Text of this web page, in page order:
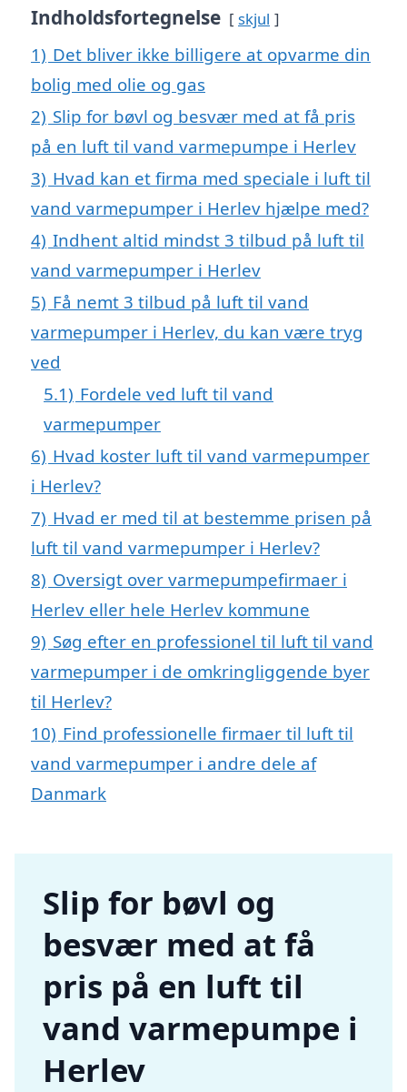
Indholdsfortegnelse skjul
1) Det bliver ikke billigere at opvarme din
bolig med olie og gas
2) Slip for bøvl og besvær med at få pris
på en luft til vand varmepumpe i Herlev
3) Hvad kan et firma med speciale i luft til
vand varmepumper i Herlev hjælpe med?
4) Indhent altid mindst 3 tilbud på luft til
vand varmepumper i Herlev
5) Få nemt 3 tilbud på luft til vand
varmepumper i Herlev, du kan være tryg
ved
5.1) Fordele ved luft til vand
varmepumper
6) Hvad koster luft til vand varmepumper
i Herlev?
7) Hvad er med til at bestemme prisen på
luft til vand varmepumper i Herlev?
8) Oversigt over varmepumpefirmaer i
Herlev eller hele Herlev kommune
9) Søg efter en professionel til luft til vand
varmepumper i de omkringliggende byer
til Herlev?
10) Find professionelle firmaer til luft til
vand varmepumper i andre dele af
Danmark
Slip for bøvl og
besvær med at få
pris på en luft til
vand varmepumpe i
Herlev